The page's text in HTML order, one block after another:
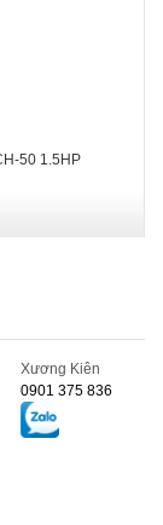
50 1.5HP
Xương Kiên
0901 375 836